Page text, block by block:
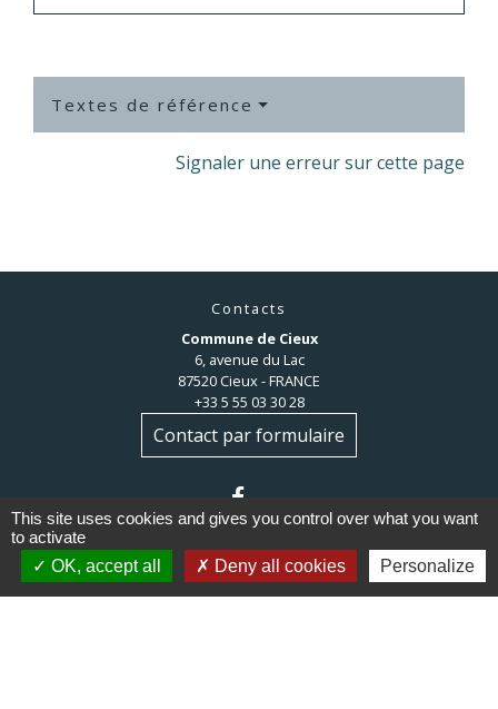
Textes de référence
Signaler une erreur sur cette page
Contacts
Commune de Cieux
6, avenue du Lac
87520 Cieux - FRANCE
+33 5 55 03 30 28
Contact par formulaire
This site uses cookies and gives you control over what you want
to activate
OK, accept all
Deny all cookies Personalize